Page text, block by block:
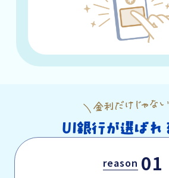
UI銀行が選ばれ
reason 01